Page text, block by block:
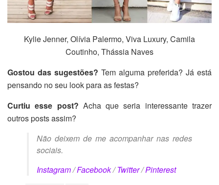
Kylie Jenner, Olívia Palermo, Viva Luxury, Camila
Coutinho, Thássia Naves
Gostou das sugestões? Tem alguma preferida? Já está
pensando no seu look para as festas?
Curtiu esse post? Acha que seria interessante trazer
outros posts assim?
Não deixem de me acompanhar nas redes
sociais.
Instagram/Facebook/Twitter/Pinterest